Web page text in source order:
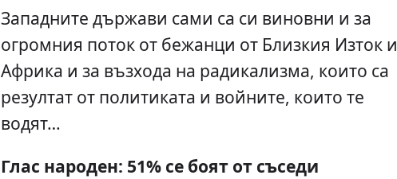
Западните държави сами са си виновни и за
огромния поток от бежанци от Близкия Изток и
Африка и за възхода на радикализма, които са
резултат от политиката и войните, които те
водят…
Глас народен: 51% се боят от съседи